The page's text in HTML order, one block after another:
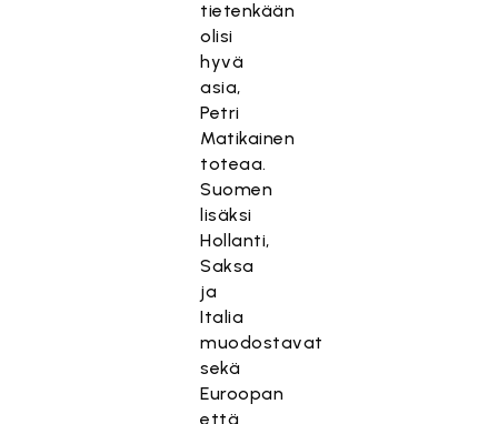
tietenkään
olisi
hyvä
asia,
Petri
Matikainen
toteaa.
Suomen
lisäksi
Hollanti,
Saksa
ja
Italia
muodostavat
sekä
Euroopan
että